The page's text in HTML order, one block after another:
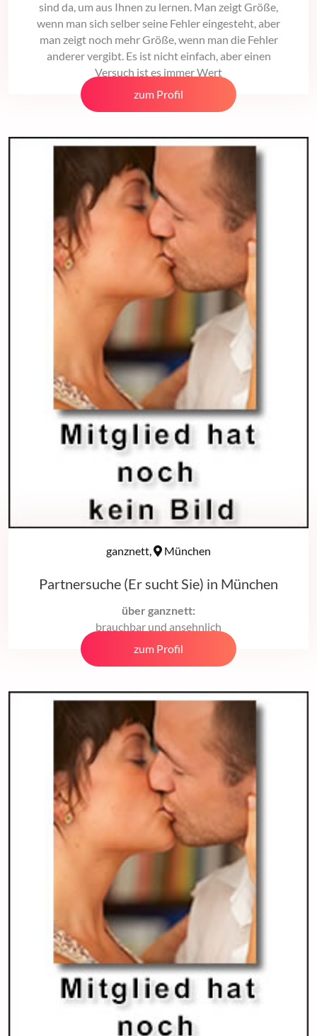
sind da, um aus Ihnen zu lernen. Man zeigt Größe,
wenn man sich selber seine Fehler eingesteht, aber
man zeigt noch mehr Größe, wenn man die Fehler
anderer vergibt. Es ist nicht einfach, aber einen
Versuch ist es immer Wert
zum Profil
ganznett, München
Partnersuche (Er sucht Sie) in München
über ganznett:
brauchbar und ansehnlich
zum Profil